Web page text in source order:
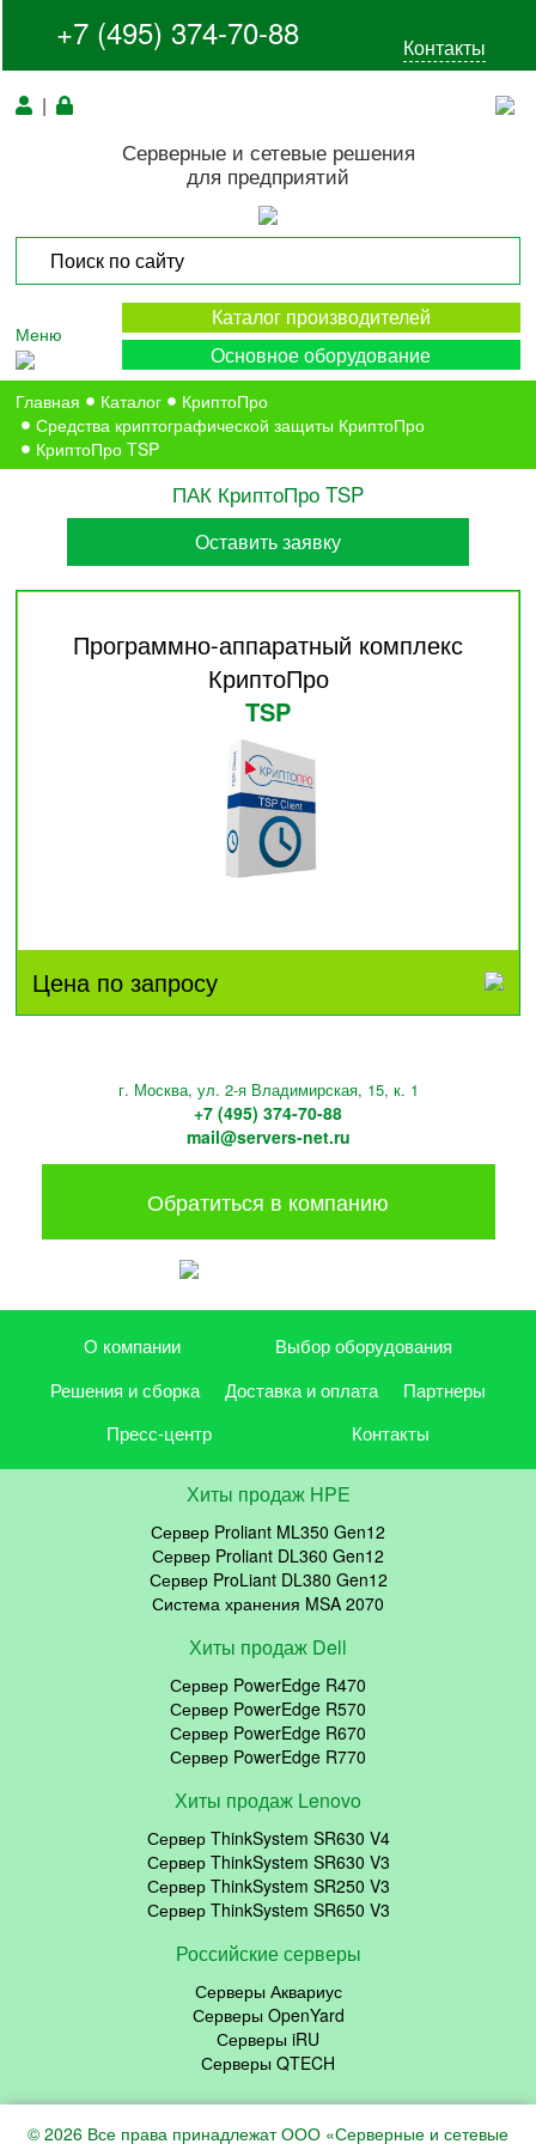
+7 (495) 374-70-88 Контакты
|
Серверные и сетевые решения
для предприятий
Меню
Каталог производителей
Основное оборудование
Главная Каталог
КриптоПро
Средства криптографической защиты КриптоПро
КриптоПро TSP
ПАК КриптоПро TSP
Оставить заявку
Программно-аппаратный комплекс
КриптоПро
TSP
Цена по запросу
г. Москва, ул. 2-я Владимирская, 15, к. 1
+7 (495) 374-70-88
mail@servers-net.ru
Обратиться в компанию
О компании
Выбор оборудования
Решения и сборка
Доставка и оплата
Партнеры
Пресс-центр
Контакты
Хиты продаж HPE
Сервер Proliant ML350 Gen12
Сервер Proliant DL360 Gen12
Сервер ProLiant DL380 Gen12
Система хранения MSA 2070
Хиты продаж Dell
Сервер PowerEdge R470
Сервер PowerEdge R570
Сервер PowerEdge R670
Сервер PowerEdge R770
Хиты продаж Lenovo
Сервер ThinkSystem SR630 V4
Сервер ThinkSystem SR630 V3
Сервер ThinkSystem SR250 V3
Сервер ThinkSystem SR650 V3
Российские серверы
Серверы Аквариус
Серверы OpenYard
Серверы iRU
Серверы QTECH
© 2026 Все права принадлежат ООО «Серверные и сетевые